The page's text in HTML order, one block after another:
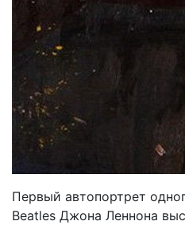
Первый автопортрет
Beatles Джона Леннона